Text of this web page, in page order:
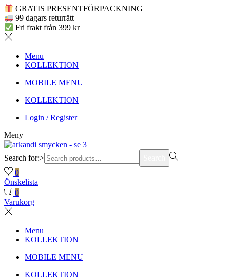
GRATIS PRESENTFÖRPACKNING
99 dagars returrätt
Fri frakt från 399 kr
Menu
KOLLEKTION
MOBILE MENU
KOLLEKTION
Login / Register
Meny
Search for:>
0
Önskelista
0
Varukorg
Menu
KOLLEKTION
MOBILE MENU
KOLLEKTION